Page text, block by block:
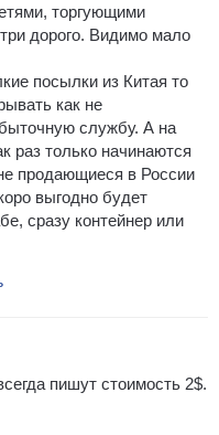
торгующими
дорого. Видимо мало
посылки из Китая то
как не
службу. А на
раз только начинаются
продающиеся в России
выгодно будет
сразу контейнер или
пишут стоимость 2$.